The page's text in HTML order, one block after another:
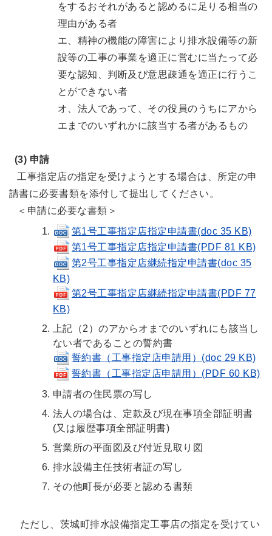
をするおそれがあると認めるに足りる相当の
理由がある者
エ、精神の機能の障害により排水設備等の新
設等の工事の事業を適正に営むに当たって必
要な認知、判断及び意思疎通を適正に行うこ
とができない者
オ、法人であって、その役員のうちにアから
エまでのいずれかに該当する者があるもの
(3) 申請
工事指定店の指定を受けようとする場合は、所定の申
請書に必要書類を添付して提出してください。
＜申請に必要な書類＞
第1号工事指定店指定申請書(doc 35 KB)
第1号工事指定店指定申請書(PDF 81 KB)
第2号工事指定店継続指定申請書(doc 35
KB)
第2号工事指定店継続指定申請書(PDF 77
KB)
上記（2）のアからオまでのいずれにも該当し
ない者であることの誓約書
誓約書（工事指定店申請用）(doc 29 KB)
誓約書（工事指定店申請用）(PDF 60 KB)
申請者の住民票の写し
法人の場合は、定款及び現在事項全部証明書
(又は履歴事項全部証明書)
営業所の平面図及び付近見取り図
排水設備主任技術者証の写し
その他町長が必要と認める書類
ただし、茨城町排水設備指定工事店の指定を受けてい